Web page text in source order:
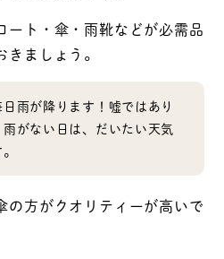
ート・傘・雨靴などが必需品
ましょう。
雨が降ります！嘘ではあり
雨がない日は、だいたい天気
の方がクオリティーが高いで